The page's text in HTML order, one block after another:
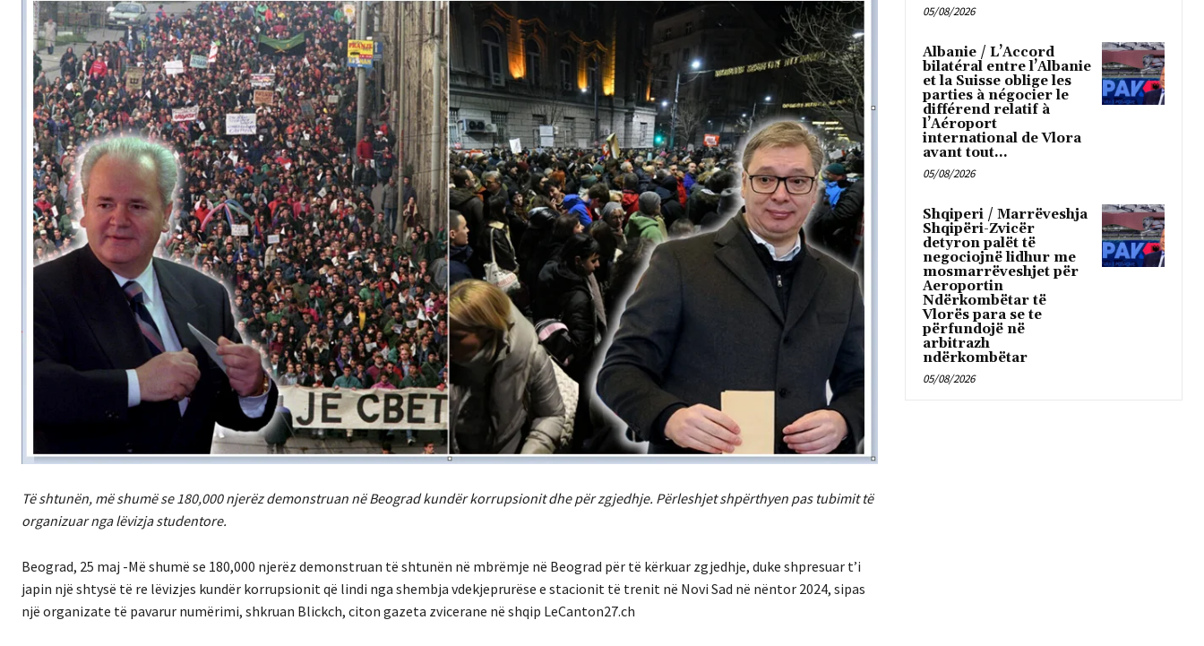
Të shtunën, më shumë se 180,000 njerëz demonstruan në Beograd kundër korrupsionit dhe për zgjedhje. Përleshjet shpërthyen pas tubimit të
organizuar nga lëvizja studentore.
Beograd, 25 maj -Më shumë se 180,000 njerëz demonstruan të shtunën në mbrëmje në Beograd për të kërkuar zgjedhje, duke shpresuar t’i
japin një shtysë të re lëvizjes kundër korrupsionit që lindi nga shembja vdekjeprurëse e stacionit të trenit në Novi Sad në nëntor 2024, sipas
një organizate të pavarur numërimi, shkruan Blickch, citon gazeta zvicerane në shqip LeCanton27.ch
05/08/2026
Albanie / L’Accord
bilatéral entre l’Albanie
et la Suisse oblige les
parties à négocier le
différend relatif à
l’Aéroport
international de Vlora
avant tout...
05/08/2026
Shqiperi / Marrëveshja
Shqipëri-Zvicër
detyron palët të
negociojnë lidhur me
mosmarrëveshjet për
Aeroportin
Ndërkombëtar të
Vlorës para se te
përfundojë në
arbitrazh
ndërkombëtar
05/08/2026